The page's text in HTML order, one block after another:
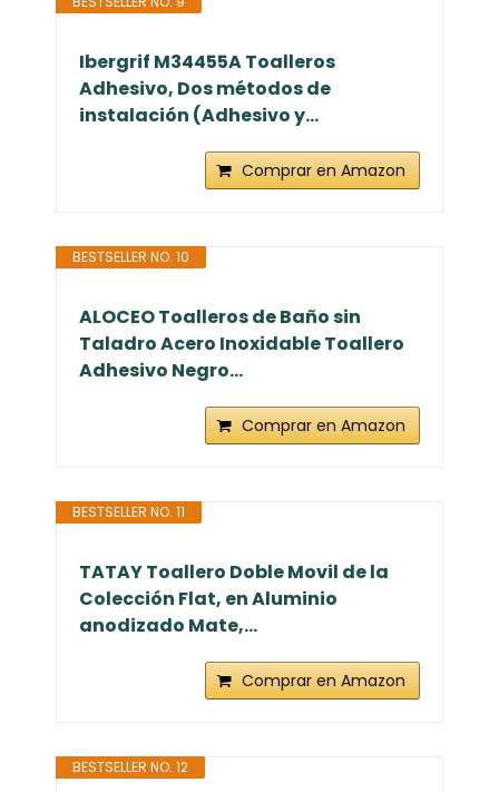
Ibergrif M34455A Toalleros
Adhesivo, Dos métodos de
instalación (Adhesivo y...
Comprar en Amazon
BESTSELLER NO. 10
ALOCEO Toalleros de Baño sin
Taladro Acero Inoxidable Toallero
Adhesivo Negro...
Comprar en Amazon
BESTSELLER NO. 11
TATAY Toallero Doble Movil de la
Colección Flat, en Aluminio
anodizado Mate,...
Comprar en Amazon
BESTSELLER NO. 12